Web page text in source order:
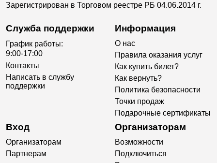
Зарегистрирован в Торговом реестре РБ 04.06.2014 г.
Служба поддержки
График работы:
9:00-17:00
Контакты
Написать в службу
поддержки
Информация
О нас
Правила оказания услуг
Как купить билет?
Как вернуть?
Политика безопасности
Точки продаж
Подарочные сертификаты
Вход
Организаторам
Партнерам
Организаторам
Возможности
Подключиться